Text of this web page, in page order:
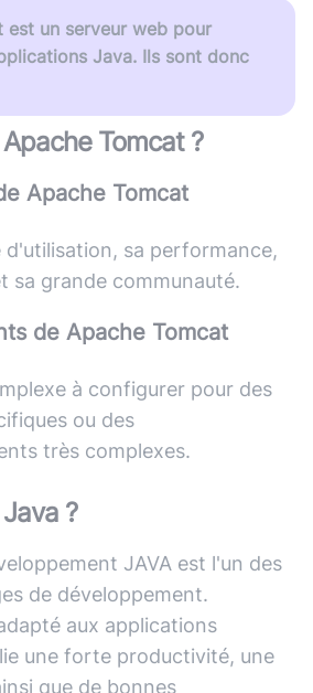
est un serveur web pour
Java. Ils sont donc
Apache Tomcat?
Apache Tomcat
d'utilisation, sa performance,
sa grande communauté.
de Apache Tomcat
à configurer pour des
ou des
très complexes.
Java?
JAVA est l'un des
de développement.
aux applications
une forte productivité, une
que de bonnes